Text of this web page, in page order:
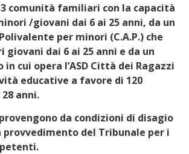
3 comunità familiari con la capacità
/giovani dai 6 ai 25 anni, da un
per minori (C.A.P.) che
giovani dai 6 ai 25 anni e da un
cui opera l’ASD Città dei Ragazzi
educative a favore di 120
anni.
da condizioni di disagio
provvedimento del Tribunale per i